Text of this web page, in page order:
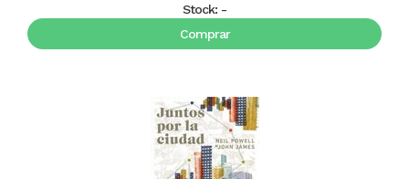
Stock: -
Comprar